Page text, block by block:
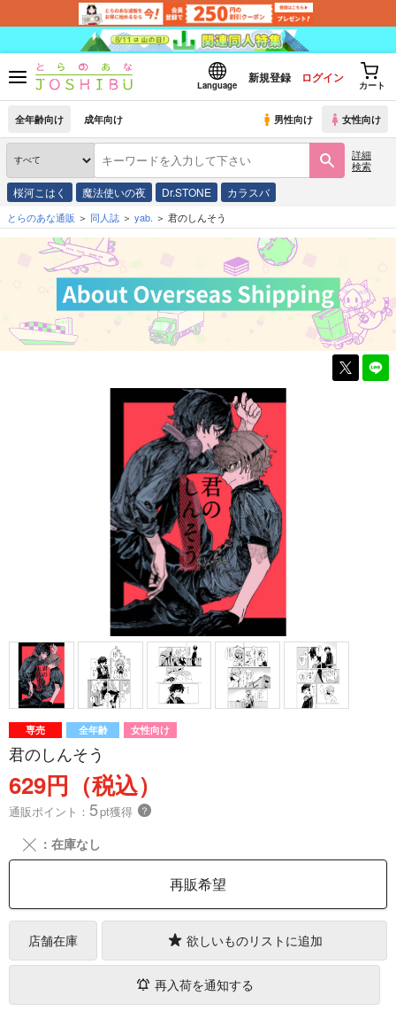
Language
新規登録 ログイン
カート
全年齢向け 成年向け 男性向け 女性向け
詳細
検索
桜河こはく 魔法使いの夜 Dr.STONE カラスバ
とらのあな通販 同人誌 yab. 君のしんそう
専売 全年齢 女性向け
君のしんそう
629円（税込）
通販ポイント： 5pt獲得 ？
╳ ：在庫なし
再販希望
店舗在庫 欲しいものリストに追加
再入荷を通知する